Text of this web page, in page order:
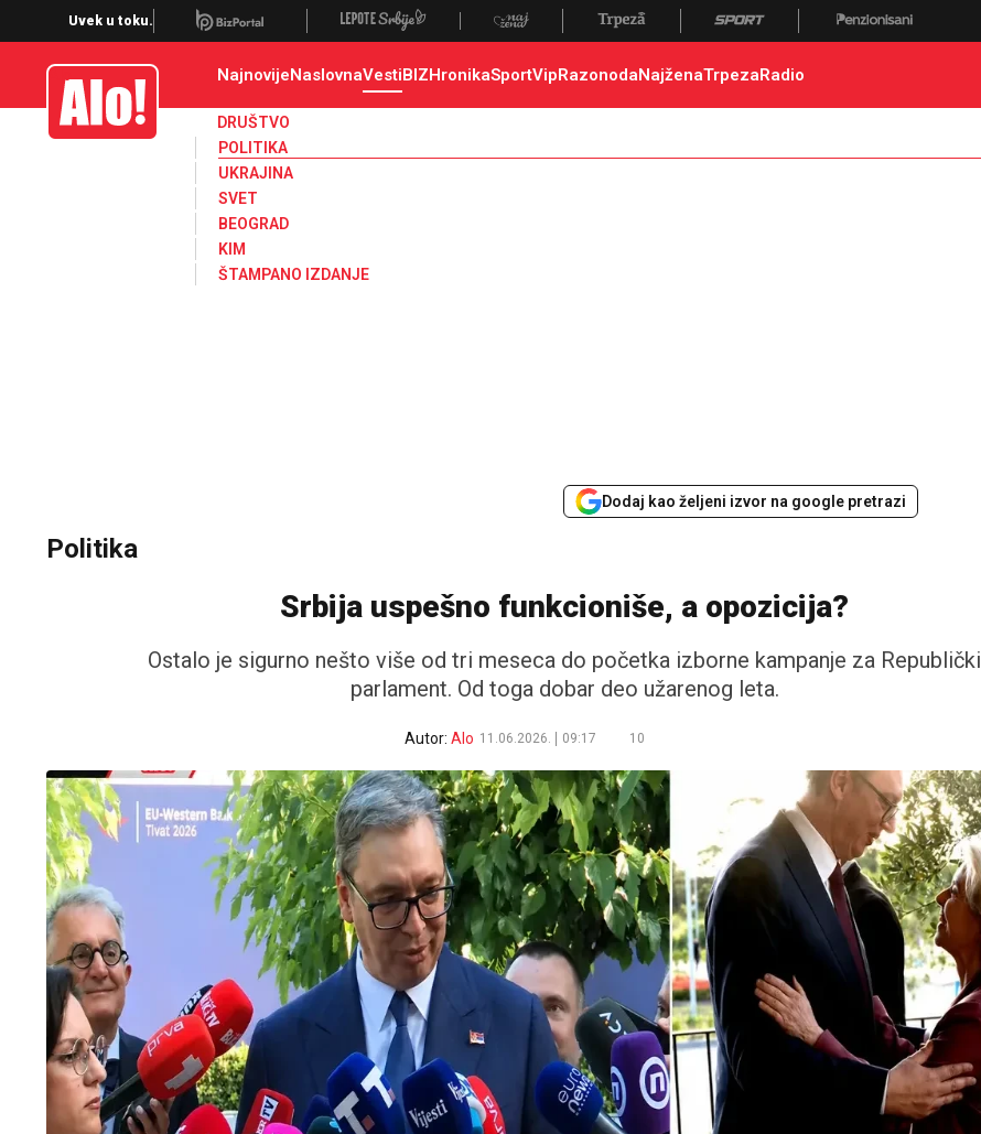
Uvek u toku.
Alo NajnovijeNaslovnaVestiBIZHronikaSportVipRazonodaNajženaTrpezaRadio
DRUŠTVO
POLITIKA
UKRAJINA
SVET
BEOGRAD
KIM
ŠTAMPANO IZDANJE
Dodaj kao željeni izvor na google pretrazi
Politika
Srbija uspešno funkcioniše, a opozicija?
Ostalo je sigurno nešto više od tri meseca do početka izborne kampanje za Republički
parlament. Od toga dobar deo užarenog leta.
Autor: Alo 11.06.2026. 09:17 10